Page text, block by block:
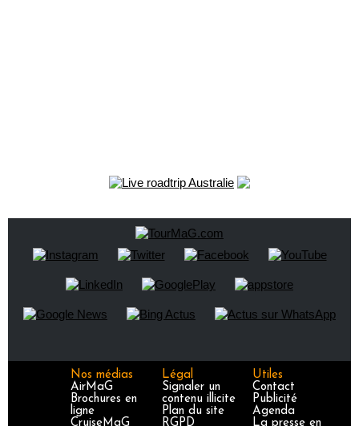
Nos médias
AirMaG
Brochures en
ligne
CruiseMaG
Légal
Signaler un
contenu illicite
Plan du site
RGPD
Utiles
Contact
Publicité
Agenda
La presse en